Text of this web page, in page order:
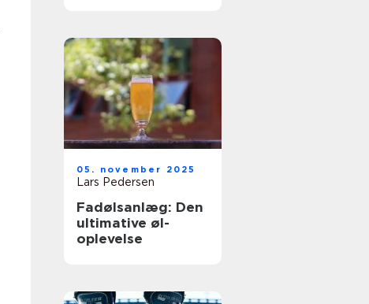
05. november 2025
Lars Pedersen
Fadølsanlæg: Den
ultimative øl-
oplevelse